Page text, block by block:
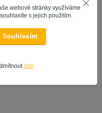
orientační
webové stránky využíváme
s jejich použitím.
Souhlasím
zde.